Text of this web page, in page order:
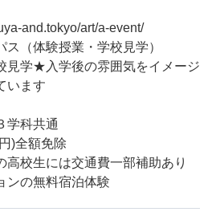
and.tokyo/art/a-event/
ス（体験授業・学校見学）
見学★入学後の雰囲気をイメージ
います
学科共通
)全額免除
高校生には交通費一部補助あり
ンの無料宿泊体験